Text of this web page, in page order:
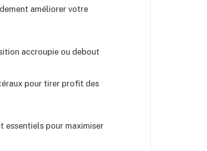
améliorer votre
accroupie ou debout
pour tirer profit des
essentiels pour maximiser